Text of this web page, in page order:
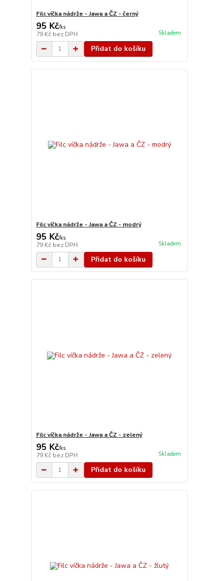
Filc víčka nádrže - Jawa a ČZ - černý
95 Kč/ks
79 Kč bez DPH Skladem
Přidat do košíku
Filc víčka nádrže - Jawa a ČZ - modrý
95 Kč/ks
79 Kč bez DPH Skladem
Přidat do košíku
Filc víčka nádrže - Jawa a ČZ - zelený
95 Kč/ks
79 Kč bez DPH Skladem
Přidat do košíku